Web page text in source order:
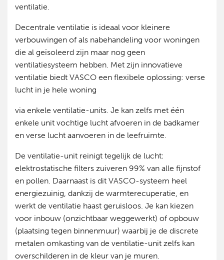
ventilatie.
Decentrale ventilatie is ideaal voor kleinere
verbouwingen of als nabehandeling voor woningen
die al geïsoleerd zijn maar nog geen
ventilatiesysteem hebben. Met zijn innovatieve
ventilatie biedt VASCO een flexibele oplossing: verse
lucht in je hele woning
via enkele ventilatie-units. Je kan zelfs met één
enkele unit vochtige lucht afvoeren in de badkamer
en verse lucht aanvoeren in de leefruimte.
De ventilatie-unit reinigt tegelijk de lucht:
elektrostatische filters zuiveren 99% van alle fijnstof
en pollen. Daarnaast is dit VASCO-systeem heel
energiezuinig, dankzij de warmterecuperatie, en
werkt de ventilatie haast geruisloos. Je kan kiezen
voor inbouw (onzichtbaar weggewerkt) of opbouw
(plaatsing tegen binnenmuur) waarbij je de discrete
metalen omkasting van de ventilatie-unit zelfs kan
overschilderen in de kleur van je muren.